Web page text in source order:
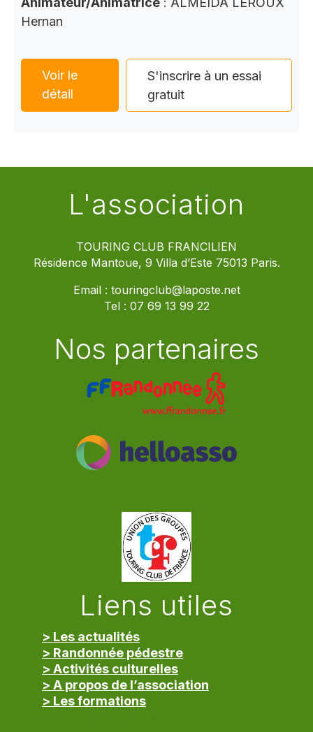
Hernan
Voir le
détail
S'inscrire à un essai
gratuit
L'association
TOURING CLUB FRANCILIEN
Résidence Mantoue, 9 Villa d’Este 75013 Paris.
Email : touringclub@laposte.net
Tel : 07 69 13 99 22
Nos partenaires
Liens utiles
> Les actualités
> Randonnée pédestre
> Activités culturelles
> A propos de l’association
> Les formations